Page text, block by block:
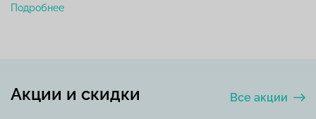
Подробнее
Все акции
Акции и скидки